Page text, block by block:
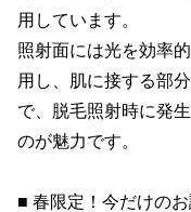
用しています。
照射面には光を効率
用し、肌に接する部
で、脱毛照射時に発
のが魅力です。
■ 春限定！今だけの